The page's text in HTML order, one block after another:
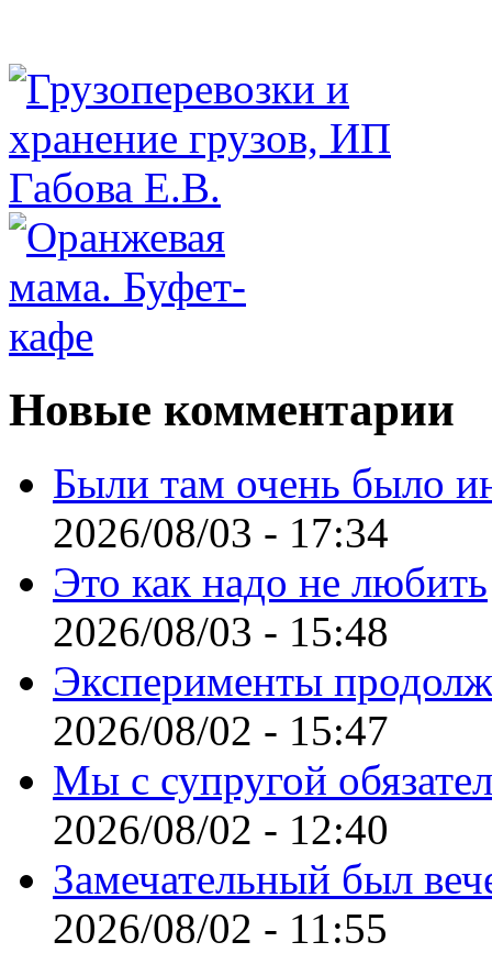
Новые комментарии
Были там очень было
2026/08/03 - 17:34
Это как надо не любить
2026/08/03 - 15:48
Эксперименты
2026/08/02 - 15:47
Мы с супругой
2026/08/02 - 12:40
Замечательный был
2026/08/02 - 11:55